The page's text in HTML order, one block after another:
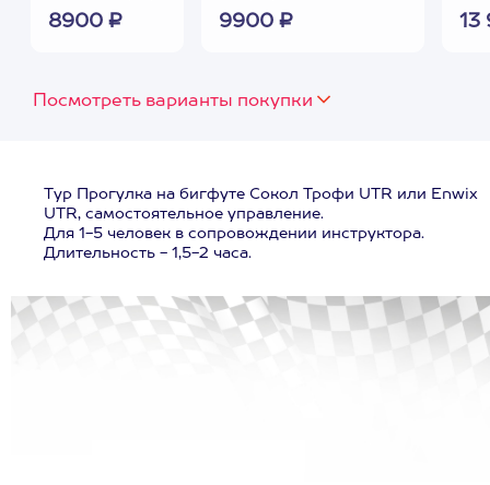
8900 ₽ 9900 ₽ 13
Посмотреть варианты покупки
Тур Прогулка на бигфуте Сокол Трофи UTR или Enwix
UTR, самостоятельное управление.
Для 1-5 человек в сопровождении инструктора.
Длительность - 1,5-2 часа.